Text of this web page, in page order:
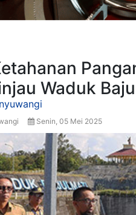
Waduk
Senin, 05 Mei 2025